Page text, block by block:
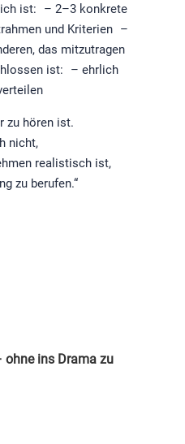
ist: – 2–3 konkrete
und Kriterien –
das mitzutragen
ist: – ehrlich
zu hören ist.
nicht,
realistisch ist,
zu berufen.“
ohne ins Drama zu